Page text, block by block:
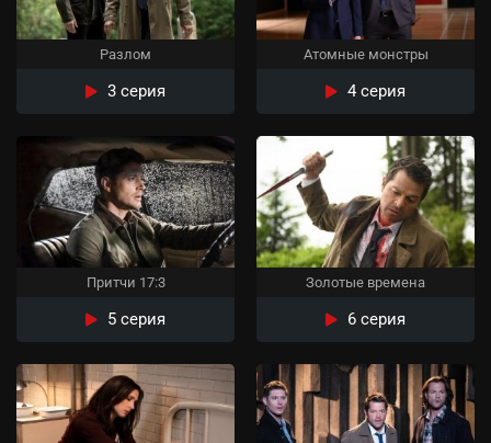
Разлом
3 серия
Атомные монстры
4 серия
Притчи 17:3
5 серия
Золотые времена
6 серия